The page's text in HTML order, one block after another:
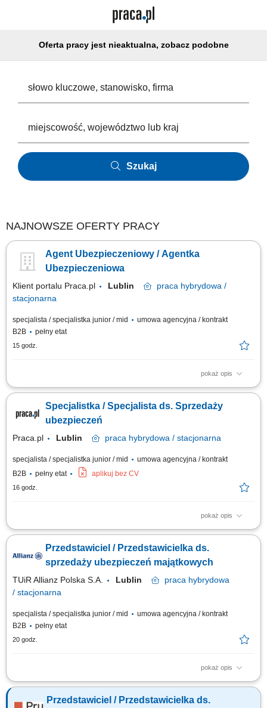
Oferta pracy jest nieaktualna, zobacz podobne
Szukaj
NAJNOWSZE OFERTY PRACY
Agent Ubezpieczeniowy / Agentka
Ubezpieczeniowa
Klient portalu Praca.pl Lublin praca hybrydowa /
stacjonarna
specjalista / specjalistka junior / mid
umowa agencyjna / kontrakt
B2B
pełny etat
15 godz.
pokaż opis
Budowanie i pozyskiwanie własnego portfela klientów oraz relacji
ubezpieczeniowych; Prowadzenie spotkań handlowych w formie online i
stacjonarnej; Realizacja indywidualnych celów sprzedażowych przy
Specjalistka / Specjalista ds. Sprzedaży
ubezpieczeń
Praca.pl Lublin praca hybrydowa / stacjonarna
specjalista / specjalistka junior / mid
umowa agencyjna / kontrakt
B2B
pełny etat aplikuj bez CV
16 godz.
pokaż opis
Zadania Tworzenie i pielęgnowanie trwałych więzi biznesowych.
dedykowanych rozwiązań polisowych. Organizowanie oraz prowadzenie
prezentacji i konsultacji w trybie online oraz stacjonarnie. Samodzielne
Przedstawiciel / Przedstawicielka ds.
sprzedaży ubezpieczeń majątkowych
TUiR Allianz Polska S.A. Lublin praca hybrydowa
/ stacjonarna
specjalista / specjalistka junior / mid
umowa agencyjna / kontrakt
B2B
pełny etat
20 godz.
pokaż opis
Zakres obowiązków: Budowanie i rozwijanie relacji z klientami; Analiza
Prowadzenie spotkań online i stacjonarnych; Rozwijanie własnego
Przedstawiciel / Przedstawicielka ds.